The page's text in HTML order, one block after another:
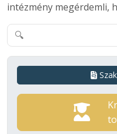
intézmény megérdemli,